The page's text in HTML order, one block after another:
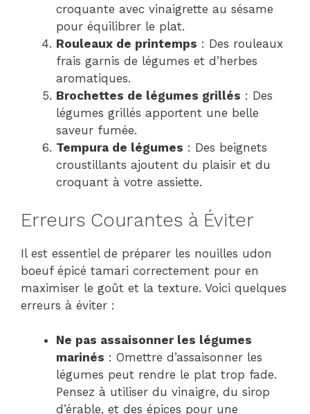
croquante avec vinaigrette au sésame
pour équilibrer le plat.
Rouleaux de printemps : Des rouleaux
frais garnis de légumes et d’herbes
aromatiques.
Brochettes de légumes grillés : Des
légumes grillés apportent une belle
saveur fumée.
Tempura de légumes : Des beignets
croustillants ajoutent du plaisir et du
croquant à votre assiette.
Erreurs Courantes à Éviter
Il est essentiel de préparer les nouilles udon
boeuf épicé tamari correctement pour en
maximiser le goût et la texture. Voici quelques
erreurs à éviter :
Ne pas assaisonner les légumes
marinés : Omettre d’assaisonner les
légumes peut rendre le plat trop fade.
Pensez à utiliser du vinaigre, du sirop
d’érable, et des épices pour une